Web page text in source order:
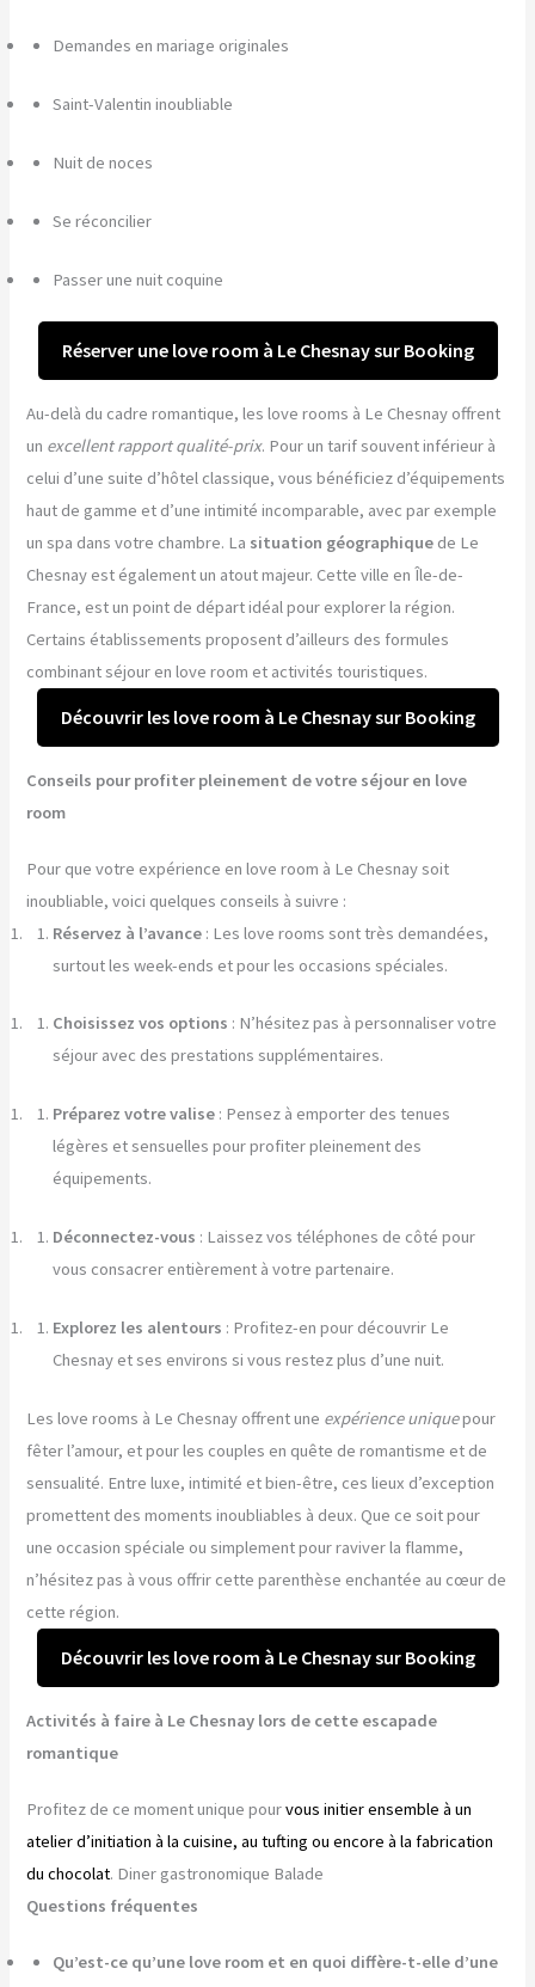
Demandes en mariage originales
Saint-Valentin inoubliable
Nuit de noces
Se réconcilier
Passer une nuit coquine
Réserver une love room à Le Chesnay sur Booking
Au-delà du cadre romantique, les love rooms à Le Chesnay offrent
un excellent rapport qualité-prix. Pour un tarif souvent inférieur à
celui d’une suite d’hôtel classique, vous bénéficiez d’équipements
haut de gamme et d’une intimité incomparable, avec par exemple
un spa dans votre chambre. La situation géographique de Le
Chesnay est également un atout majeur. Cette ville en Île-de-
France, est un point de départ idéal pour explorer la région.
Certains établissements proposent d’ailleurs des formules
combinant séjour en love room et activités touristiques.
Découvrir les love room à Le Chesnay sur Booking
Conseils pour profiter pleinement de votre séjour en love
room
Pour que votre expérience en love room à Le Chesnay soit
inoubliable, voici quelques conseils à suivre :
Réservez à l’avance : Les love rooms sont très demandées,
surtout les week-ends et pour les occasions spéciales.
Choisissez vos options : N’hésitez pas à personnaliser votre
séjour avec des prestations supplémentaires.
Préparez votre valise : Pensez à emporter des tenues
légères et sensuelles pour profiter pleinement des
équipements.
Déconnectez-vous : Laissez vos téléphones de côté pour
vous consacrer entièrement à votre partenaire.
Explorez les alentours : Profitez-en pour découvrir Le
Chesnay et ses environs si vous restez plus d’une nuit.
Les love rooms à Le Chesnay offrent une expérience uniquepour
fêter l’amour, et pour les couples en quête de romantisme et de
sensualité. Entre luxe, intimité et bien-être, ces lieux d’exception
promettent des moments inoubliables à deux. Que ce soit pour
une occasion spéciale ou simplement pour raviver la flamme,
n’hésitez pas à vous offrir cette parenthèse enchantée au cœur de
cette région.
Découvrir les love room à Le Chesnay sur Booking
Activités à faire à Le Chesnay lors de cette escapade
romantique
Profitez de ce moment unique pourvous initier ensemble à un
atelier d’initiation à la cuisine, au tufting ou encore à la fabrication
du chocolat. Diner gastronomique Balade
Questions fréquentes
Qu’est-ce qu’une love room et en quoi diffère-t-elle d’une